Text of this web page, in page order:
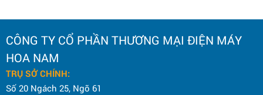
CÔNG TY CỔ PHẦN THƯƠNG MẠI ĐIỆN MÁY
HOA NAM
TRỤ SỞ CHÍNH:
Số 20 Ngách 25, Ngõ 61